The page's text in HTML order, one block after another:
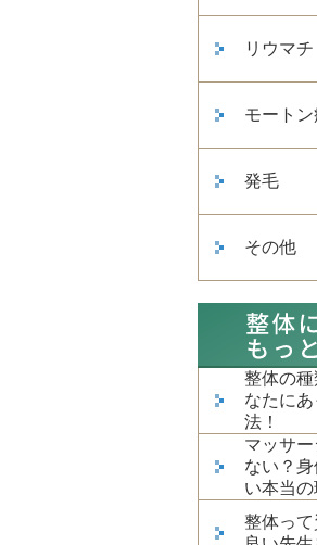
リウマチ
モートン
発毛
その他
整体の
なたに
法！
マッサ
ない？
い本当の
整体って